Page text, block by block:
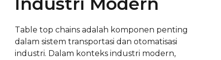
Table top chains adalah komponen penting
dalam sistem transportasi dan otomatisasi
industri. Dalam konteks industri modern,